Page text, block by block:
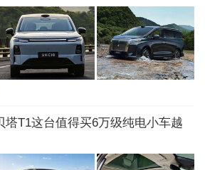
塔T1这台值得买6万级纯电小车越